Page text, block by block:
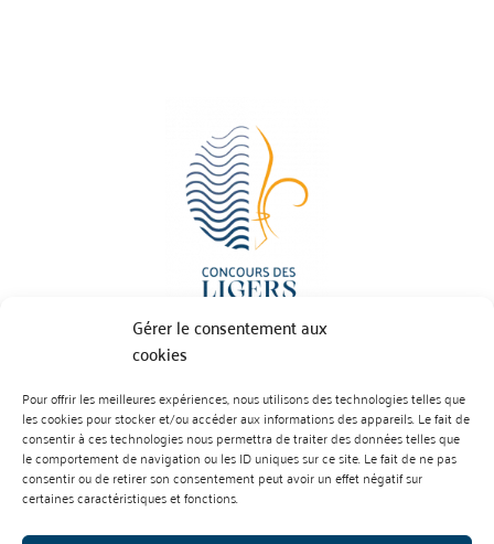
Gérer le consentement aux
cookies
Pour offrir les meilleures expériences, nous utilisons des technologies telles que
les cookies pour stocker et/ou accéder aux informations des appareils. Le fait de
consentir à ces technologies nous permettra de traiter des données telles que
le comportement de navigation ou les ID uniques sur ce site. Le fait de ne pas
consentir ou de retirer son consentement peut avoir un effet négatif sur
certaines caractéristiques et fonctions.
BP 70023 - 49610 JUIGNE SUR LOIRE
Tél :07 88 99 01 07